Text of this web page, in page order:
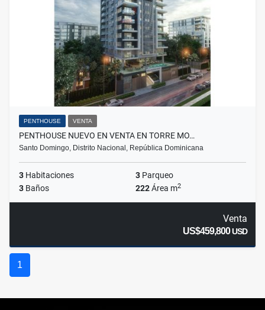
PENTHOUSE VENTA
PENTHOUSE NUEVO EN VENTA EN TORRE MO…
Santo Domingo, Distrito Nacional, República Dominicana
3 Habitaciones 3 Parqueo
3 Baños 222Área m2
Venta
US$459,800USD
1